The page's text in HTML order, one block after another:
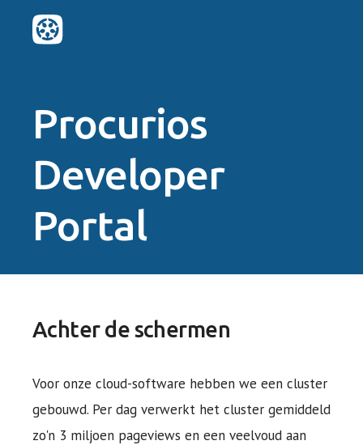
Procurios
Developer
Portal
Achter de schermen
Voor onze cloud-software hebben we een cluster
gebouwd. Per dag verwerkt het cluster gemiddeld
zo'n 3 miljoen pageviews en een veelvoud aan